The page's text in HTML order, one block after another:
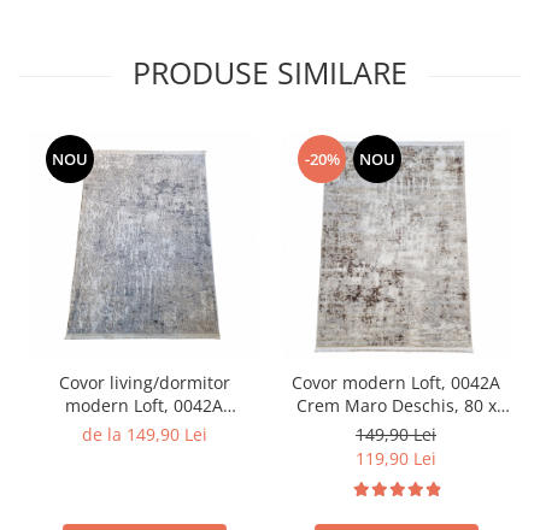
PRODUSE SIMILARE
NOU
Covor living/dormitor
modern Loft, 0042A
Crem/A.Gri, 80 x 150 cm
de la 149,90 Lei
-20% NOU
Covor modern Loft, 0042A
Crem Maro Deschis, 80 x
150 cm
149,90 Lei
119,90 Lei